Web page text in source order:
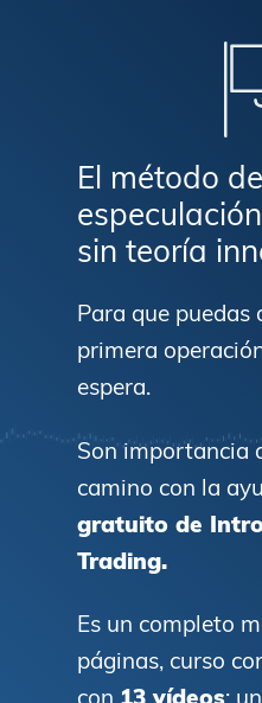
El método de
sin teoría
Para que puedas
primera
espera.
Son importancia
camino con la
gratuito de
Trading.
Es un completo
páginas, curso